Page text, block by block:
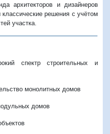
архитекторов и дизайнеров
решения с учётом
участка.
спектр строительных и
монолитных домов
домов